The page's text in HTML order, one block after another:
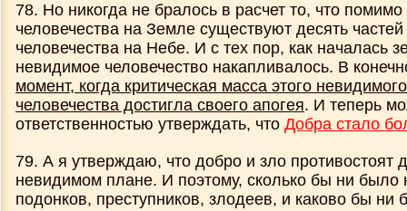
78. Но никогда не бралось в расчет то, что
человечества на Земле существуют десять
человечества на Небе. И с тех пор, как началась
невидимое человечество накапливалось. В
момент, когда критическая масса этого
человечества достигла своего апогея. И теперь
ответственностью утверждать, что Добра стало
79. А я утверждаю, что добро и зло противостоят
невидимом плане. И поэтому, сколько бы ни было
подонков, преступников, злодеев, и каково бы ни